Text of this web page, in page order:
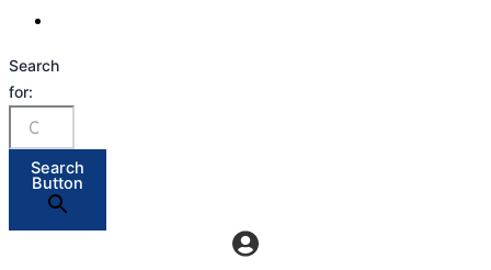
Search
for:
Search
Button